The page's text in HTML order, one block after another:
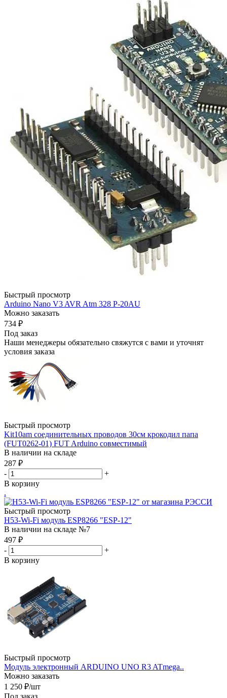
Быстрый просмотр
Arduino Nano V3 AVR Atm 328 P-20AU
Можно заказать
734 ₽
Под заказ
Наши менеджеры обязательно свяжутся с вами и уточнят
условия заказа
Быстрый просмотр
Kit10am соединительных проводов 30см крокодил папа
(FUT0262-01) FUT Arduino совместимый
В наличии на складе
287 ₽
-
+
В корзину
.
Быстрый просмотр
H53-Wi-Fi модуль ESP8266 "ESP-12"
В наличии на складе №7
497 ₽
-
+
В корзину
Быстрый просмотр
Модуль электронный ARDUINO UNO R3 ATmega..
Можно заказать
1 250 ₽/шт
Под заказ